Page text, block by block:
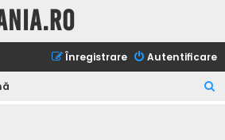
Autentificare
Înregistrare